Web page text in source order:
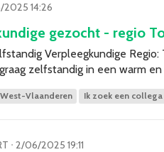
14:26
gezocht - regio
Verpleegkundige
zelfstandig in een warm
West-Vlaanderen Ik zoek een collega
ᐧ 2/06/2025 19:11